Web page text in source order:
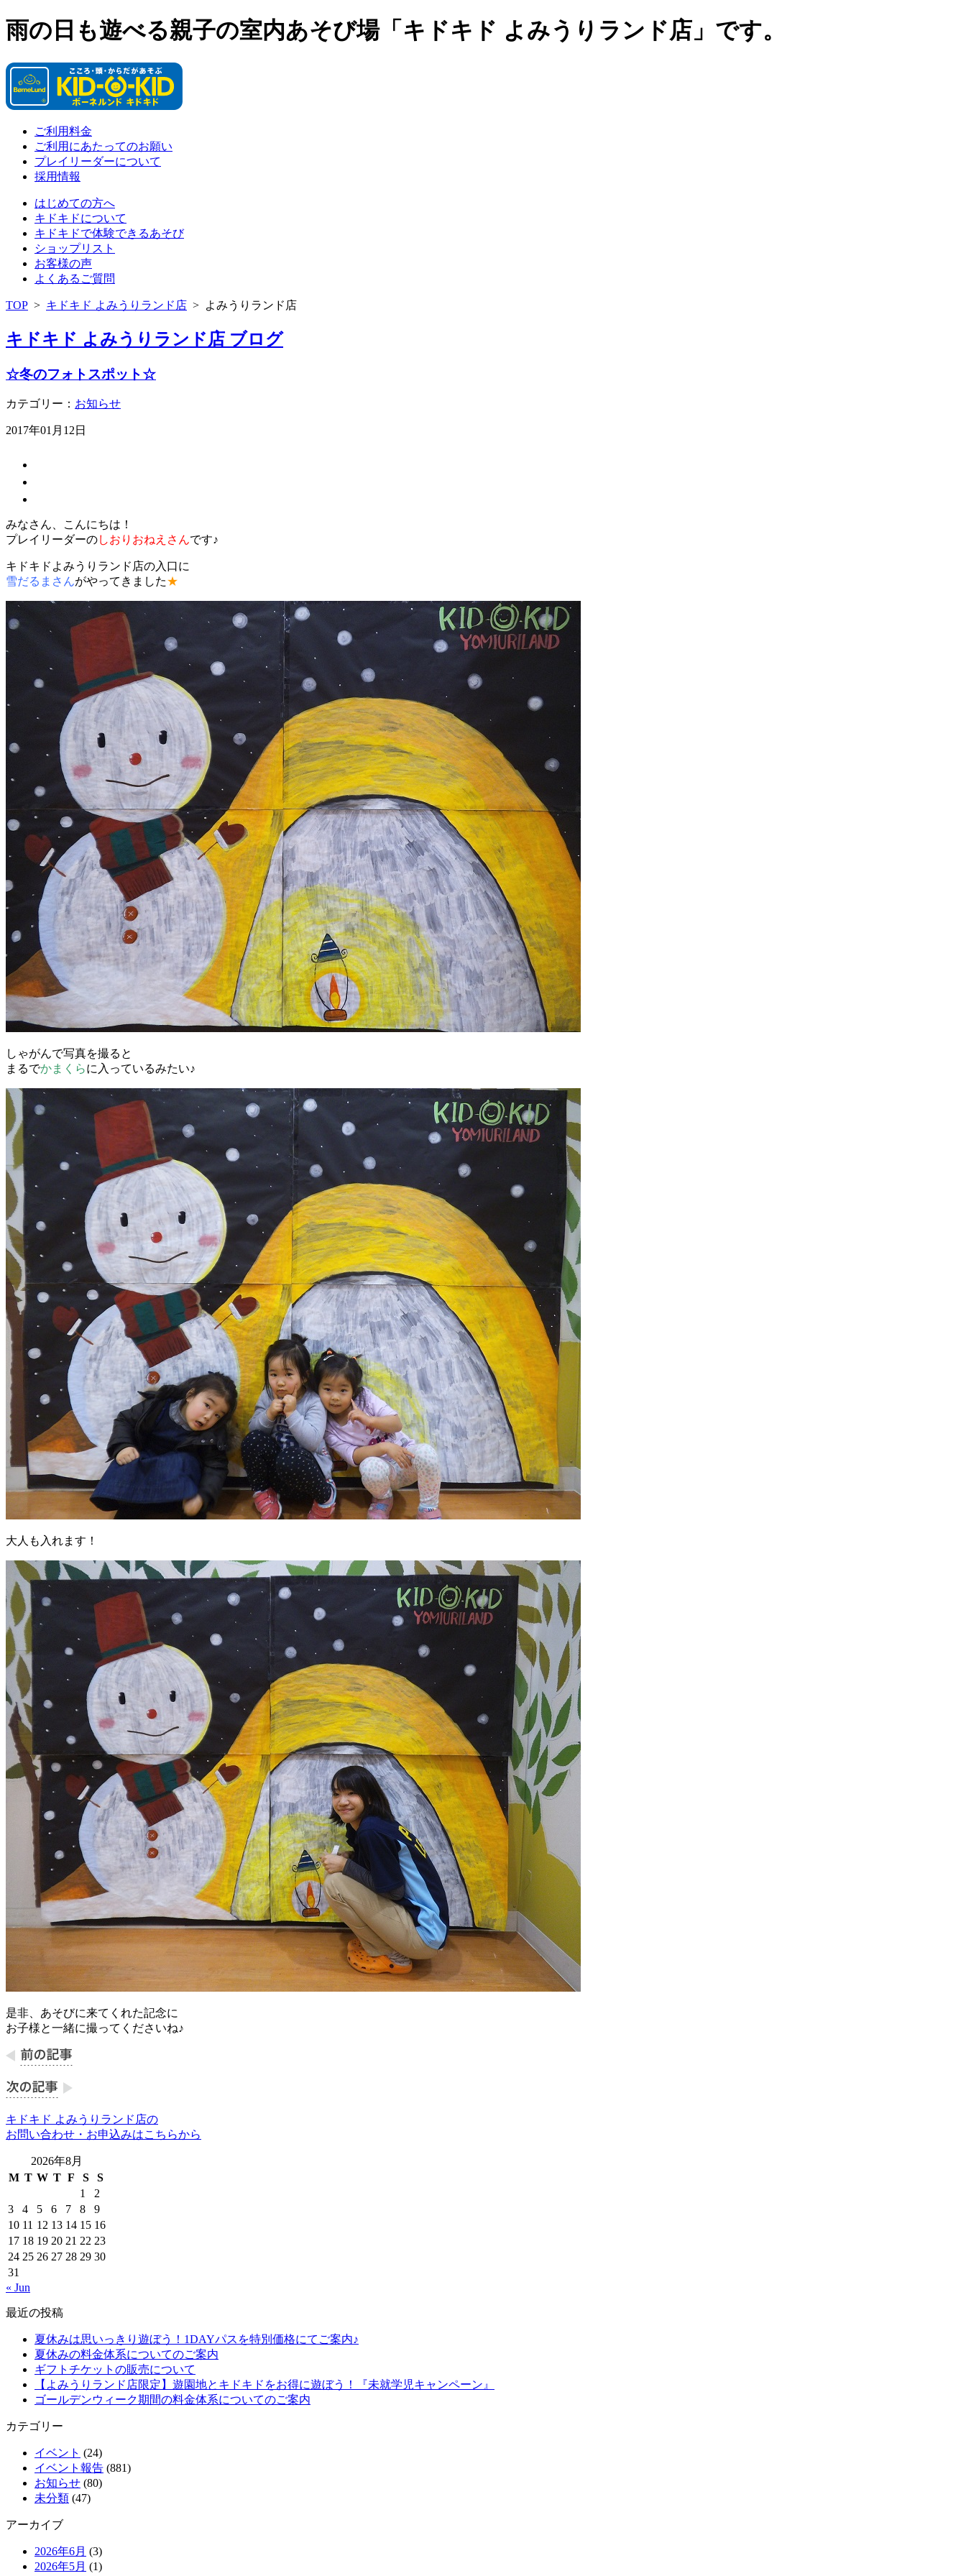
雨の日も遊べる親子の室内あそび場「キドキド よみうりランド店」です。
ご利用料金
ご利用にあたってのお願い
プレイリーダーについて
採用情報
はじめての方へ
キドキドについて
キドキドで体験できるあそび
ショップリスト
お客様の声
よくあるご質問
TOP > キドキド よみうりランド店 > よみうりランド店
キドキド よみうりランド店 ブログ
☆冬のフォトスポット☆
カテゴリー： お知らせ
2017年01月12日
みなさん、こんにちは！
プレイリーダーのしおりおねえさんです♪
キドキドよみうりランド店の入口に
雪だるまさんがやってきました★
しゃがんで写真を撮ると
まるでかまくらに入っているみたい♪
大人も入れます！
是非、あそびに来てくれた記念に
お子様と一緒に撮ってくださいね♪
キドキド よみうりランド店の
お問い合わせ・お申込みはこちらから
2026年8月
M T W T F S
S
1
2
3
4 5 6 7 8
9
10 11 12 13 14 15 16
17 18 19 20 21 22 23
24 25 26 27 28 29 30
31
« Jun
最近の投稿
夏休みは思いっきり遊ぼう！1DAYパスを特別価格にてご案内♪
夏休みの料金体系についてのご案内
ギフトチケットの販売について
【よみうりランド店限定】遊園地とキドキドをお得に遊ぼう！『未就学児キャンペーン』
ゴールデンウィーク期間の料金体系についてのご案内
カテゴリー
イベント (24)
イベント報告 (881)
お知らせ (80)
未分類 (47)
アーカイブ
2026年6月 (3)
2026年5月 (1)